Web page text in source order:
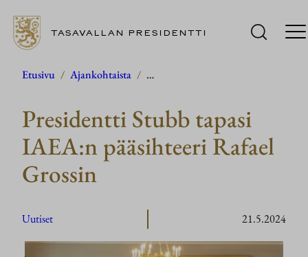
Siirry
TASAVALLAN PRESIDENTTI
Etusivu / Ajankohtaista / …
Presidentti Stubb tapasi
IAEA:n pääsihteeri Rafael
Grossin
Uutiset 21.5.2024